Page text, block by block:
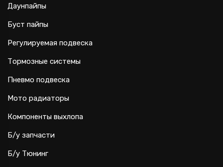
Даунпайпы
Буст пайпы
Регулируемая подвеска
Тормозные системы
Пневмо подвеска
Мото радиаторы
Компоненты выхлопа
Б/у запчасти
Б/у Тюнинг